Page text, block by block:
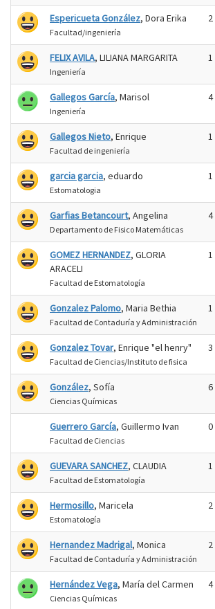
Espericueta González, Dora Erika
Facultad/ingeniería
2
FELIX AVILA, LILIANA MARGARITA
Ingeniería
1
Gallegos García, Marisol
Ingeniería
4
Gallegos Nieto, Enrique
Facultad de ingeniería
1
garcia garcia, eduardo
Estomatologia
1
Garfias Betancourt, Angelina
Departamento de Fisico Matemáticas
4
GOMEZ HERNANDEZ, GLORIA
ARACELI
Facultad de Estomatología
1
Gonzalez Palomo, Maria Bethia
Facultad de Contaduría y Administración
1
Gonzalez Tovar, Enrique "el henry"
Facultad de Ciencias/Instituto de fisica
3
González, Sofía
Ciencias Químicas
6
Guerrero García, Guillermo Ivan
Facultad de Ciencias
0
GUEVARA SANCHEZ, CLAUDIA
Facultad de Estomatología
1
Hermosillo, Maricela
Estomatología
2
Hernandez Madrigal, Monica
Facultad de Contaduría y Administración
2
Hernández Vega, María del Carmen
Ciencias Químicas
4